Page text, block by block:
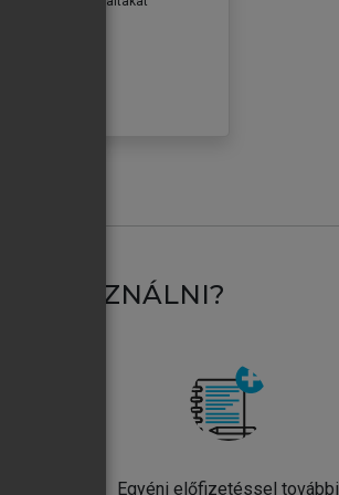
HASZNÁLNI?
Egyéni előfizetéssel további